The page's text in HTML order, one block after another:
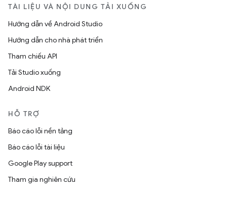
TÀI LIỆU VÀ NỘI DUNG TẢI XUỐNG
Hướng dẫn về Android Studio
Hướng dẫn cho nhà phát triển
Tham chiếu API
Tải Studio xuống
Android NDK
HỖ TRỢ
Báo cáo lỗi nền tảng
Báo cáo lỗi tài liệu
Google Play support
Tham gia nghiên cứu